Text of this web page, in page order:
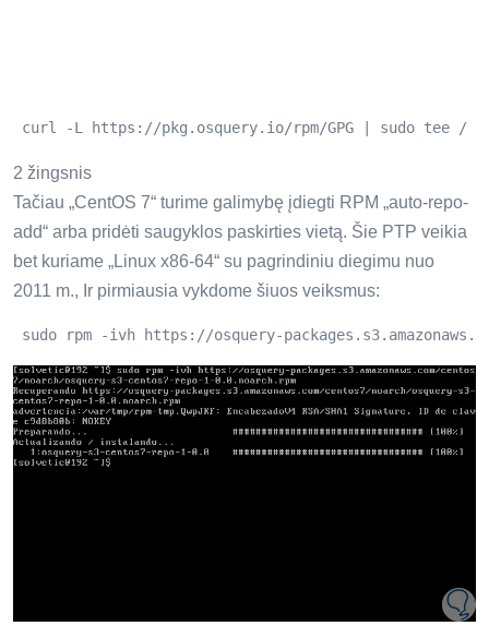
curl -L https://pkg.osquery.io/rpm/GPG | sudo tee / etc
2 žingsnis
Tačiau „CentOS 7“ turime galimybę įdiegti RPM „auto-repo-
add“ arba pridėti saugyklos paskirties vietą. Šie PTP veikia
bet kuriame „Linux x86-64“ su pagrindiniu diegimu nuo
2011 m., Ir pirmiausia vykdome šiuos veiksmus:
sudo rpm -ivh https://osquery-